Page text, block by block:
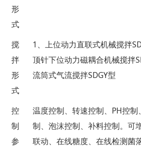
形
式
搅
拌
形
式
1 、上位动力直联式机械搅拌
顶针下位动力磁耦合机械搅拌
流筒式气流搅拌SDGY型
控
制
参
温度控制、转速控制、 PH控制
制、泡沫控制、补料控制。可
联动、在线糖度、在线检测菌